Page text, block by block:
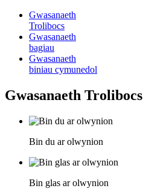
Gwasanaeth
Trolibocs
Gwasanaeth
bagiau
Gwasanaeth
biniau cymunedol
Gwasanaeth Trolibocs
Bin du ar olwynion
Bin glas ar olwynion